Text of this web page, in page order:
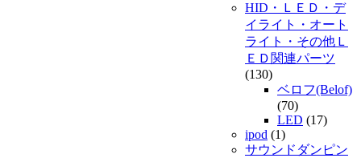
HID・ＬＥＤ・デ
イライト・オート
ライト・その他Ｌ
ＥＤ関連パーツ
(130)
ベロフ(Belof)
(70)
LED (17)
ipod (1)
サウンドダンピン